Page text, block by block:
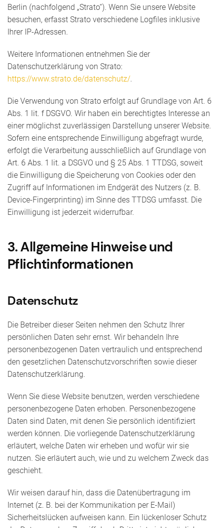
Berlin (nachfolgend „Strato“). Wenn Sie unsere Website
besuchen, erfasst Strato verschiedene Logfiles inklusive
Ihrer IP-Adressen.
Weitere Informationen entnehmen Sie der
Datenschutzerklärung von Strato:
https://www.strato.de/datenschutz/.
Die Verwendung von Strato erfolgt auf Grundlage von Art. 6
Abs. 1 lit. f DSGVO. Wir haben ein berechtigtes Interesse an
einer möglichst zuverlässigen Darstellung unserer Website.
Sofern eine entsprechende Einwilligung abgefragt wurde,
erfolgt die Verarbeitung ausschließlich auf Grundlage von
Art. 6 Abs. 1 lit. a DSGVO und § 25 Abs. 1 TTDSG, soweit
die Einwilligung die Speicherung von Cookies oder den
Zugriff auf Informationen im Endgerät des Nutzers (z. B.
Device-Fingerprinting) im Sinne des TTDSG umfasst. Die
Einwilligung ist jederzeit widerrufbar.
3. Allgemeine Hinweise und
Pflicht­informationen
Datenschutz
Die Betreiber dieser Seiten nehmen den Schutz Ihrer
persönlichen Daten sehr ernst. Wir behandeln Ihre
personenbezogenen Daten vertraulich und entsprechend
den gesetzlichen Datenschutzvorschriften sowie dieser
Datenschutzerklärung.
Wenn Sie diese Website benutzen, werden verschiedene
personenbezogene Daten erhoben. Personenbezogene
Daten sind Daten, mit denen Sie persönlich identifiziert
werden können. Die vorliegende Datenschutzerklärung
erläutert, welche Daten wir erheben und wofür wir sie
nutzen. Sie erläutert auch, wie und zu welchem Zweck das
geschieht.
Wir weisen darauf hin, dass die Datenübertragung im
Internet (z. B. bei der Kommunikation per E-Mail)
Sicherheitslücken aufweisen kann. Ein lückenloser Schutz